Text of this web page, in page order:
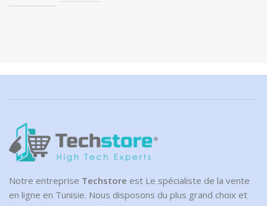
Notre entreprise Techstore est Le spécialiste de la vente
en ligne en Tunisie. Nous disposons du plus grand choix et